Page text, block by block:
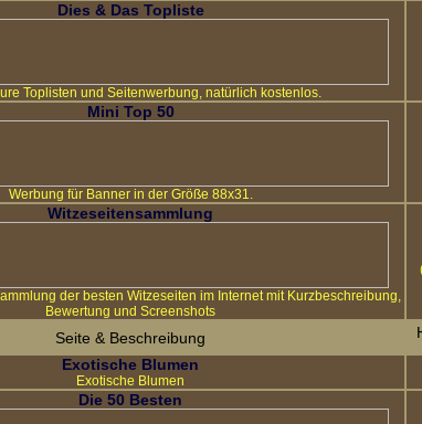
Dies & Das Topliste
Toplisten und Seitenwerbung, natürlich kostenlos.
Mini Top 50
Werbung für Banner in der Größe 88x31.
Witzeseitensammlung
der besten Witzeseiten im Internet mit Kurzbeschreibung,
Bewertung und Screenshots
Seite & Beschreibung
Exotische Blumen
Exotische Blumen
Die 50 Besten